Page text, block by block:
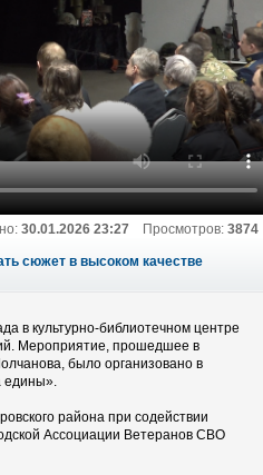
30.01.2026 23:27 Просмотров: 3874
сюжет в высоком качестве
в культурно-библиотечном центре
Мероприятие, прошедшее в
было организовано в
едины».
района при содействии
Ассоциации Ветеранов СВО